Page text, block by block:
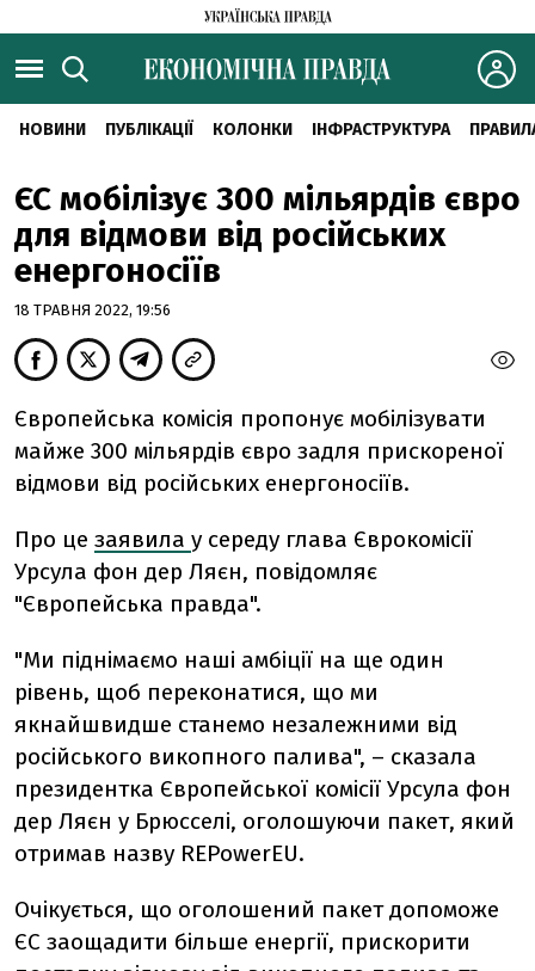
НОВИНИ ПУБЛІКАЦІЇ КОЛОНКИ ІНФРАСТРУКТУРА
ЄС мобілізує 300 мільярдів євро
для відмови від російських
енергоносіїв
18 ТРАВНЯ 2022, 19:56
Європейська комісія пропонує мобілізувати
майже 300 мільярдів євро задля прискореної
відмови від російських енергоносіїв.
Про це заявила у середу глава Єврокомісії
Урсула фон дер Ляєн, повідомляє
"Європейська правда".
"Ми піднімаємо наші амбіції на ще один
рівень, щоб переконатися, що ми
якнайшвидше станемо незалежними від
російського викопного палива", – сказала
президентка Європейської комісії Урсула фон
дер Ляєн у Брюсселі, оголошуючи пакет, який
отримав назву REPowerEU.
Очікується, що оголошений пакет допоможе
ЄС заощадити більше енергії, прискорити